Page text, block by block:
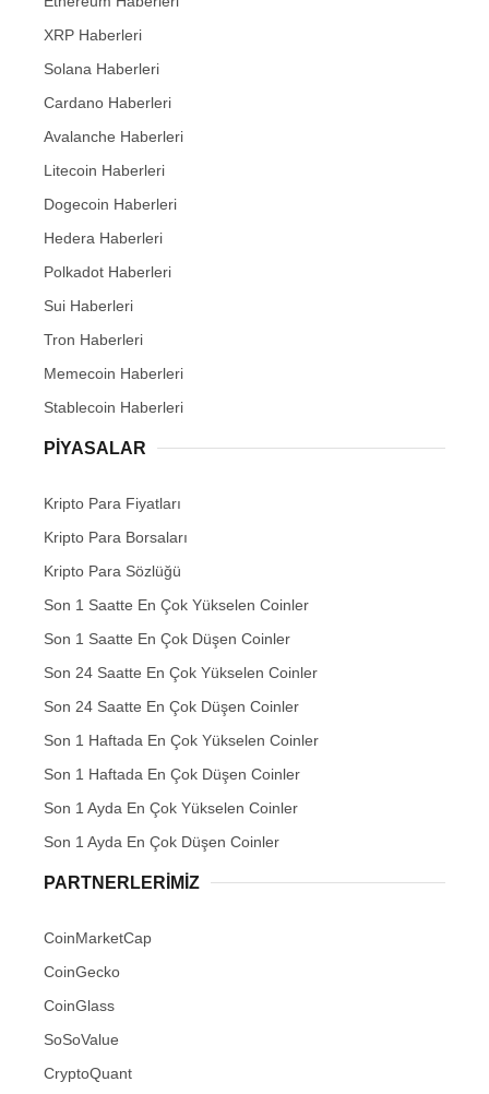
XRP Haberleri
Solana Haberleri
Cardano Haberleri
Avalanche Haberleri
Litecoin Haberleri
Dogecoin Haberleri
Hedera Haberleri
Polkadot Haberleri
Sui Haberleri
Tron Haberleri
Memecoin Haberleri
Stablecoin Haberleri
PIYASALAR
Kripto Para Fiyatları
Kripto Para Borsaları
Kripto Para Sözlüğü
Son 1 Saatte En Çok Yükselen Coinler
Son 1 Saatte En Çok Düşen Coinler
Son 24 Saatte En Çok Yükselen Coinler
Son 24 Saatte En Çok Düşen Coinler
Son 1 Haftada En Çok Yükselen Coinler
Son 1 Haftada En Çok Düşen Coinler
Son 1 Ayda En Çok Yükselen Coinler
Son 1 Ayda En Çok Düşen Coinler
PARTNERLERIMIZ
CoinMarketCap
CoinGecko
CoinGlass
SoSoValue
CryptoQuant